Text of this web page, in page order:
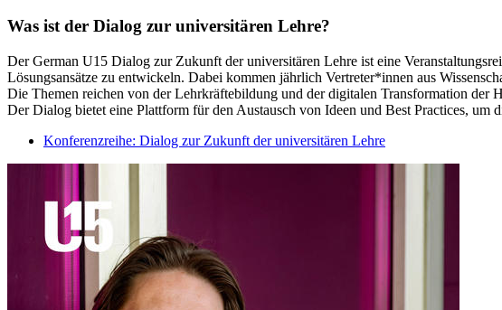
Was ist der Dialog zur universitären Lehre?
Der German U15 Dialog zur Zukunft der universitären Lehre ist eine
Lösungsansätze zu entwickeln. Dabei kommen jährlich Vertreter*innen aus
Die Themen reichen von der Lehrkräftebildung und der digitalen Transformation der
Der Dialog bietet eine Plattform für den Austausch von Ideen und Best Practices,
Konferenzreihe: Dialog zur Zukunft der universitären Lehre